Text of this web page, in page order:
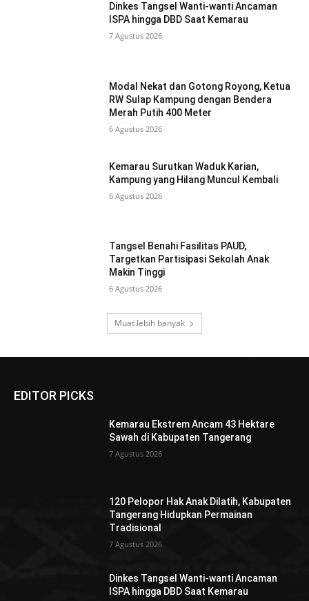
Dinkes Tangsel Wanti-wanti Ancaman
ISPA hingga DBD Saat Kemarau
7 Agustus 2026
Modal Nekat dan Gotong Royong, Ketua
RW Sulap Kampung dengan Bendera
Merah Putih 400 Meter
6 Agustus 2026
Kemarau Surutkan Waduk Karian,
Kampung yang Hilang Muncul Kembali
6 Agustus 2026
Tangsel Benahi Fasilitas PAUD,
Targetkan Partisipasi Sekolah Anak
Makin Tinggi
6 Agustus 2026
Muat lebih banyak
EDITOR PICKS
Kemarau Ekstrem Ancam 43 Hektare
Sawah di Kabupaten Tangerang
7 Agustus 2026
120 Pelopor Hak Anak Dilatih, Kabupaten
Tangerang Hidupkan Permainan
Tradisional
7 Agustus 2026
Dinkes Tangsel Wanti-wanti Ancaman
ISPA hingga DBD Saat Kemarau